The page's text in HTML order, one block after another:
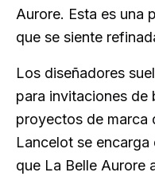
Aurore. Esta es una
que se siente
Los diseñadores
para invitaciones
proyectos de marca
Lancelot se
que La Belle Aurore